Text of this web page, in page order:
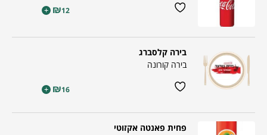
₪12
+
בירה קלסברג
בירה קורונה
₪16
+
פחית פאנטה אקזוטי